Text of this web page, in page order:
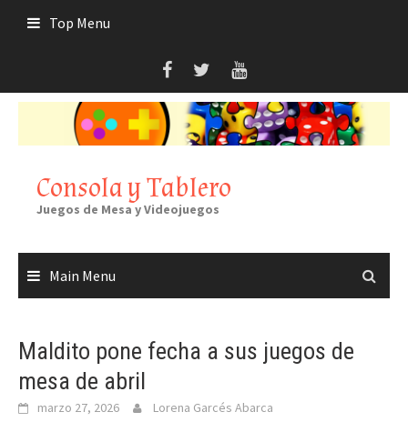
Top Menu
Consola y Tablero
Juegos de Mesa y Videojuegos
Main Menu
Maldito pone fecha a sus juegos de
mesa de abril
marzo 27, 2026 Lorena Garcés Abarca